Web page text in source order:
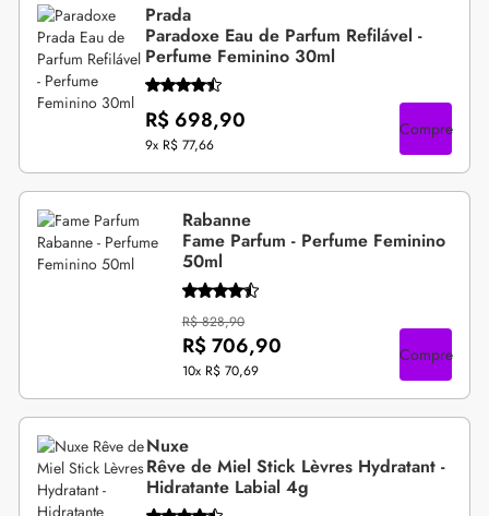
Prada
Paradoxe Eau de Parfum Refilável -
Perfume Feminino 30ml
R$ 698,90
9x R$ 77,66
Compre
Rabanne
Fame Parfum - Perfume Feminino
50ml
R$ 828,90
R$ 706,90
10x R$ 70,69
Compre
Nuxe
Rêve de Miel Stick Lèvres Hydratant -
Hidratante Labial 4g